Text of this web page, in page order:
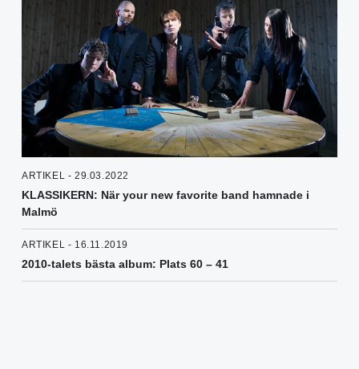
ARTIKEL - 29.03.2022
KLASSIKERN: När your new favorite band hamnade i
Malmö
ARTIKEL - 16.11.2019
2010-talets bästa album: Plats 60 – 41